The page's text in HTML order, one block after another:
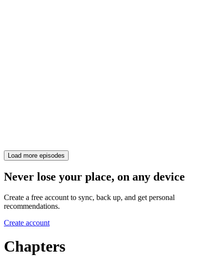
Load more episodes
Never lose your place, on any device
Create a free account to sync, back up, and get personal
recommendations.
Create account
Chapters